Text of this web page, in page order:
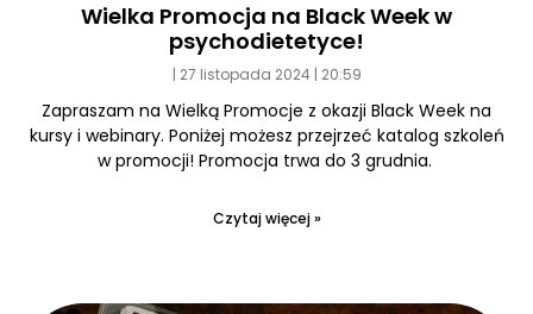
Wielka Promocja na Black Week w
psychodietetyce!
27 listopada 2024 20:59
Zapraszam na Wielką Promocje z okazji Black Week na
kursy i webinary. Poniżej możesz przejrzeć katalog szkoleń
w promocji! Promocja trwa do 3 grudnia.
Czytaj więcej »